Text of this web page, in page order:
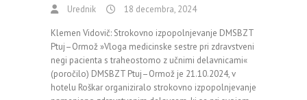
Urednik 18 decembra, 2024
Klemen Vidovič: Strokovno izpopolnjevanje DMSBZT
Ptuj–Ormož »Vloga medicinske sestre pri zdravstveni
negi pacienta s traheostomo z učnimi delavnicami«
(poročilo) DMSBZT Ptuj–Ormož je 21.10.2024, v
hotelu Roškar organiziralo strokovno izpopolnjevanje